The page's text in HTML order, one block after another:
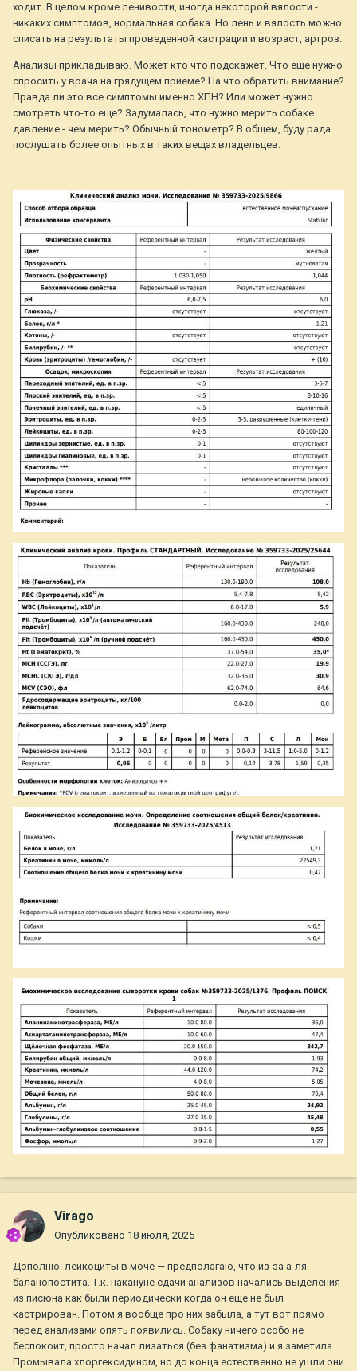
ходит. В целом кроме ленивости, иногда некоторой вялости -
никаких симптомов, нормальная собака. Но лень и вялость можно
списать на результаты проведенной кастрации и возраст, артроз.
Анализы прикладываю. Может кто что подскажет. Что еще нужно
спросить у врача на грядущем приеме? На что обратить внимание?
Правда ли это все симптомы именно ХПН? Или может нужно
смотреть что-то еще? Задумалась, что нужно мерить собаке
давление - чем мерить? Обычный тонометр? В общем, буду рада
послушать более опытных в таких вещах владельцев.
Virago
Опубликовано 18 июля, 2025
Дополню: лейкоциты в моче — предполагаю, что из-за а-ля
баланопостита. Т.к. накануне сдачи анализов начались выделения
из писюна как были периодически когда он еще не был
кастрирован. Потом я вообще про них забыла, а тут вот прямо
перед анализами опять появились. Собаку ничего особо не
беспокоит, просто начал лизаться (без фанатизма) и я заметила.
Промывала хлоргексидином, но до конца естественно не ушли они